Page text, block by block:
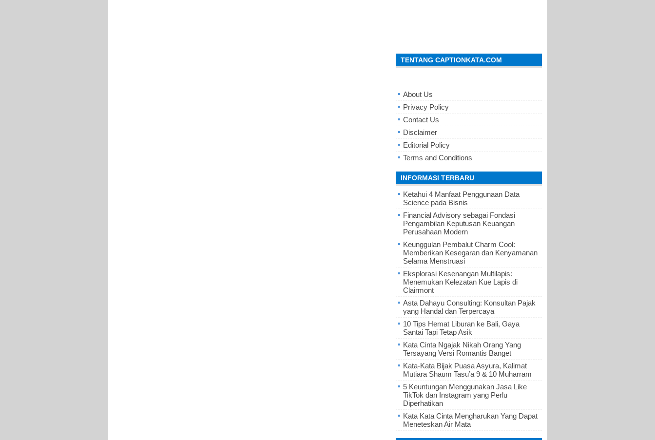
TENTANG CAPTIONKATA.COM
About Us
Privacy Policy
Contact Us
Disclaimer
Editorial Policy
Terms and Conditions
INFORMASI TERBARU
Ketahui 4 Manfaat Penggunaan Data
Science pada Bisnis
Financial Advisory sebagai Fondasi
Pengambilan Keputusan Keuangan
Perusahaan Modern
Keunggulan Pembalut Charm Cool:
Memberikan Kesegaran dan Kenyamanan
Selama Menstruasi
Eksplorasi Kesenangan Multilapis:
Menemukan Kelezatan Kue Lapis di
Clairmont
Asta Dahayu Consulting: Konsultan Pajak
yang Handal dan Terpercaya
10 Tips Hemat Liburan ke Bali, Gaya
Santai Tapi Tetap Asik
Kata Cinta Ngajak Nikah Orang Yang
Tersayang Versi Romantis Banget
Kata-Kata Bijak Puasa Asyura, Kalimat
Mutiara Shaum Tasu’a 9 & 10 Muharram
5 Keuntungan Menggunakan Jasa Like
TikTok dan Instagram yang Perlu
Diperhatikan
Kata Kata Cinta Mengharukan Yang Dapat
Meneteskan Air Mata